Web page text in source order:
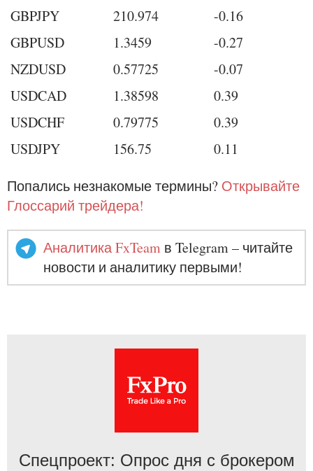
GBPJPY
210.974
-0.16
GBPUSD
1.3459
-0.27
NZDUSD
0.57725
-0.07
USDCAD
1.38598
0.39
USDCHF
0.79775
0.39
USDJPY
156.75
0.11
Попались незнакомые термины? Открывайте
Глоссарий трейдера!
Аналитика FxTeam в Telegram – читайте
новости и аналитику первыми!
Спецпроект: Опрос дня с брокером